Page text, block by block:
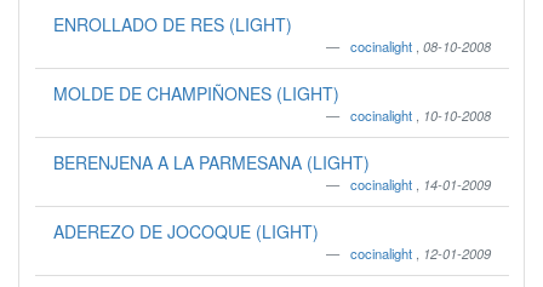
ENROLLADO DE RES (LIGHT)
cocinalight 08-10-2008
MOLDE DE CHAMPIÑONES (LIGHT)
cocinalight 10-10-2008
BERENJENA A LA PARMESANA (LIGHT)
cocinalight 14-01-2009
ADEREZO DE JOCOQUE (LIGHT)
cocinalight 12-01-2009